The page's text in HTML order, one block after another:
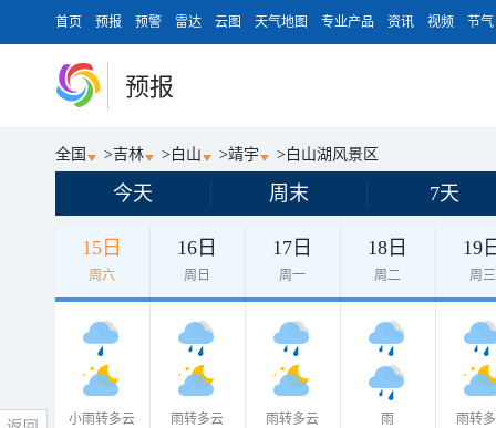
首页 预报 预警 雷达 云图 天气地图 专业产品 资讯 视频 节气
预报
全国 >吉林 > 白山 >靖宇 > 白山湖风景区
今天 周末 7天
15日
周六
16日
周日
17日
周一
18日
周二
19
周三
小雨转多云 雨转多云 雨转多云 雨 雨转